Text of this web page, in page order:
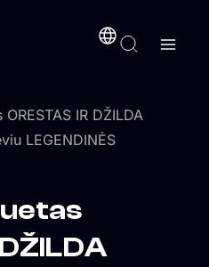
IR DŽILDA
LEGENDINĖS